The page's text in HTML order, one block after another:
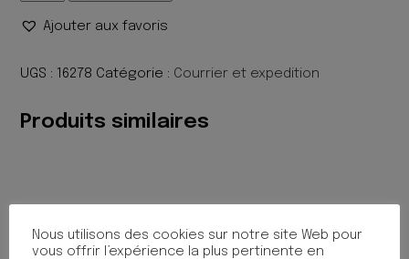
NOTES
BD
Ajouter aux favoris
UGS : 16278 Catégorie : Courrier et expedition
Produits similaires
Nous utilisons des cookies sur notre site Web pour
vous offrir l’expérience la plus pertinente en